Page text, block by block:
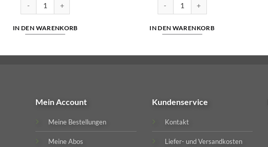
IN DEN WARENKORB IN DEN WARENKORB
Mein Account
Meine Bestellungen
Meine Abos
Kundenservice
Kontakt
Liefer- und Versandkosten